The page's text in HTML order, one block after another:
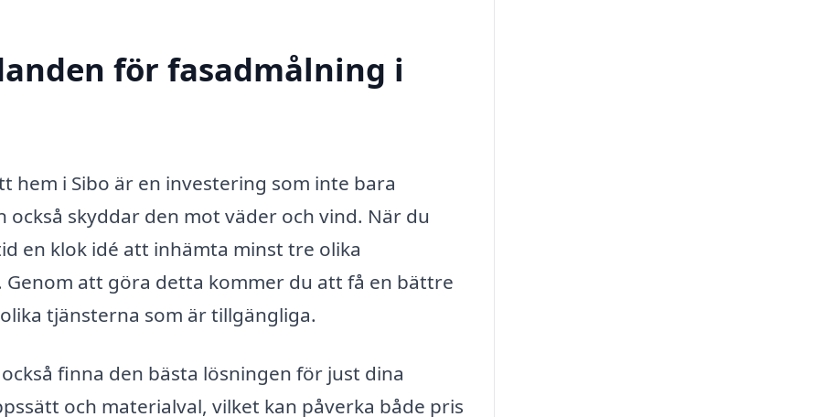
för fasadmålning i
hem i Sibo är en investering som inte bara
skyddar den mot väder och vind. När du
en klok idé att inhämta minst tre olika
att göra detta kommer du att få en bättre
tjänsterna som är tillgängliga.
finna den bästa lösningen för just dina
och materialval, vilket kan påverka både pris